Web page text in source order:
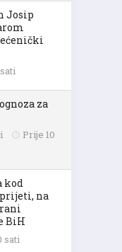
Josip
za
Prije 10
kod
na
BiH
sati